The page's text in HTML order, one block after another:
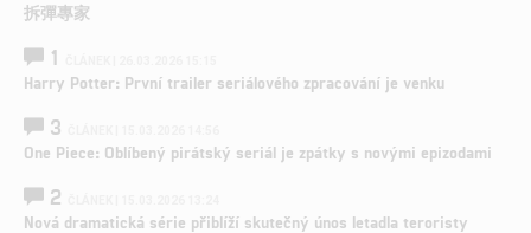
拆彈專家
1
Harry Potter: První trailer seriálového zpracování je venku
3
One Piece: Oblíbený pirátský seriál je zpátky s novými epizodami
2
Nová dramatická série přiblíží skutečný únos letadla teroristy